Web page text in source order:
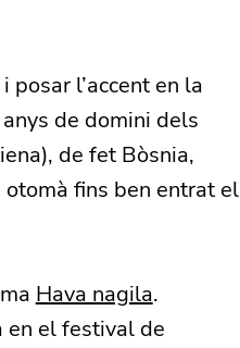
l’accent en la
de domini dels
de fet Bòsnia,
fins ben entrat el
Hava nagila.
en el festival de